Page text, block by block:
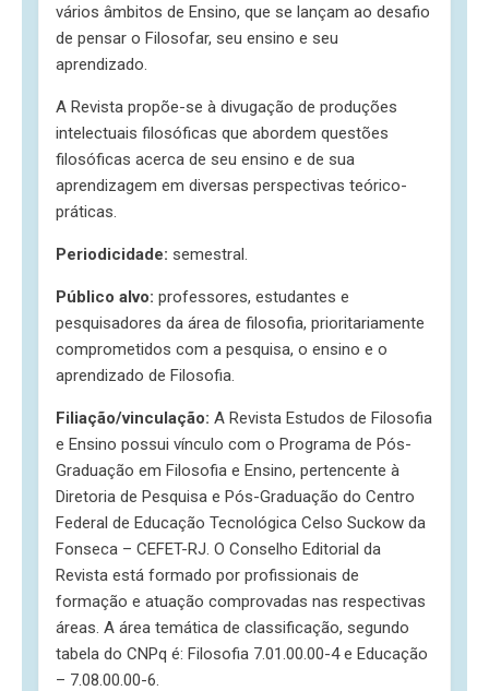
vários âmbitos de Ensino, que se lançam ao desafio
de pensar o Filosofar, seu ensino e seu
aprendizado.
A Revista propõe-se à divugação de produções
intelectuais filosóficas que abordem questões
filosóficas acerca de seu ensino e de sua
aprendizagem em diversas perspectivas teórico-
práticas.
Periodicidade: semestral.
Público alvo: professores, estudantes e
pesquisadores da área de filosofia, prioritariamente
comprometidos com a pesquisa, o ensino e o
aprendizado de Filosofia.
Filiação/vinculação: A Revista Estudos de Filosofia
e Ensino possui vínculo com o Programa de Pós-
Graduação em Filosofia e Ensino, pertencente à
Diretoria de Pesquisa e Pós-Graduação do Centro
Federal de Educação Tecnológica Celso Suckow da
Fonseca – CEFET-RJ. O Conselho Editorial da
Revista está formado por profissionais de
formação e atuação comprovadas nas respectivas
áreas. A área temática de classificação, segundo
tabela do CNPq é: Filosofia 7.01.00.00-4 e Educação
– 7.08.00.00-6.